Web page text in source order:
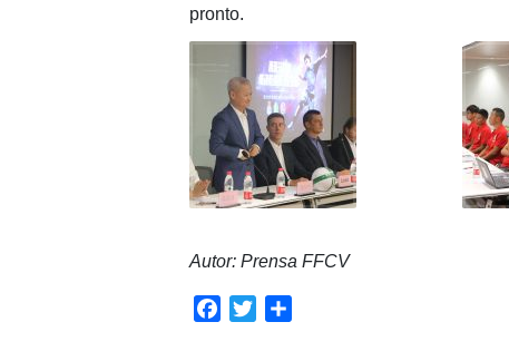
pronto.
Autor: Prensa FFCV
Facebook
Twitter